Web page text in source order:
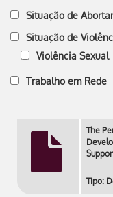
Situação de
Situação de
Violência Sexual
Trabalho em Rede
The
Tipo: